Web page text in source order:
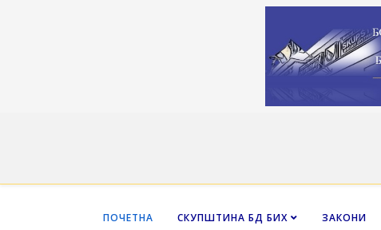
ПОЧЕТНА СКУПШТИНА БД БИХ ЗАКОНИ